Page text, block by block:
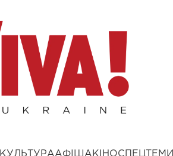
КУЛЬТУРААФІША КІНОСПЕЦТЕМИ